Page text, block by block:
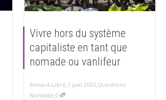
Vivre hors du système
capitaliste en tant que
nomade ou vanlifeur
Renard-Libre 1 juin 2023 Questions
Nomade 0